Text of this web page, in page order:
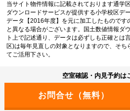
当サイト物件情報に記載されております通学
ダウンロードサービスが提供する小学校区デ
データ【2016年度】を元に加工したものです
と異なる場合がございます。国土数値情報ダ
ト上で記述通り、データは必ずしも正確とは
区)は毎年見直しの対象となりますので、そち
てご活用下さい。
空室確認・内見予約は